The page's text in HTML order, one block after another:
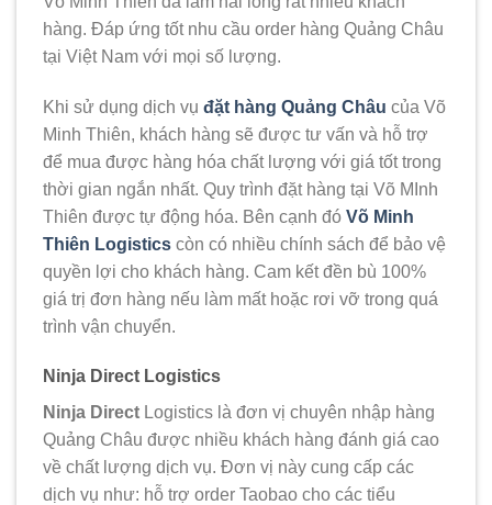
hàng. Đáp ứng tốt nhu cầu order hàng Quảng Châu
tại Việt Nam với mọi số lượng.
Khi sử dụng dịch vụ đặt hàng Quảng Châu của Võ
Minh Thiên, khách hàng sẽ được tư vấn và hỗ trợ
để mua được hàng hóa chất lượng với giá tốt trong
thời gian ngắn nhất. Quy trình đặt hàng tại Võ MInh
Thiên được tự động hóa. Bên cạnh đó Võ Minh
Thiên Logistics còn có nhiều chính sách để bảo vệ
quyền lợi cho khách hàng. Cam kết đền bù 100%
giá trị đơn hàng nếu làm mất hoặc rơi vỡ trong quá
trình vận chuyển.
Ninja Direct Logistics
Ninja Direct Logistics là đơn vị chuyên nhập hàng
Quảng Châu được nhiều khách hàng đánh giá cao
về chất lượng dịch vụ. Đơn vị này cung cấp các
dịch vụ như: hỗ trợ order Taobao cho các tiểu